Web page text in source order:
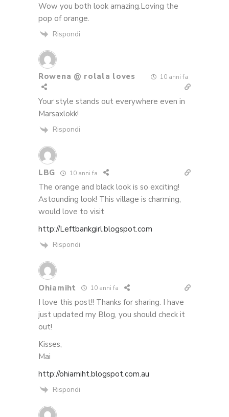
Wow you both look amazing.Loving the
pop of orange.
Rispondi
Rowena @ rolala loves 10 anni fa
Your style stands out everywhere even in
Marsaxlokk!
Rispondi
LBG 10 anni fa
The orange and black look is so exciting!
Astounding look! This village is charming,
would love to visit
http://Leftbankgirl.blogspot.com
Rispondi
Ohiamiht 10 anni fa
I love this post!! Thanks for sharing. I have
just updated my Blog, you should check it
out!
Kisses,
Mai
http://ohiamiht.blogspot.com.au
Rispondi